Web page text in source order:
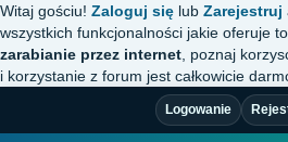
Witaj gościu! Zaloguj się lub Zarejestruj
wszystkich funkcjonalności jakie oferuje
zarabianie przez internet , poznaj
i korzystanie z forum jest całkowicie
Logowanie